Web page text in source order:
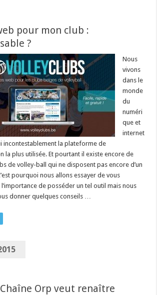
pour mon club :
?
Nous
vivons
dans le
monde
du
numéri
que et
internet
incontestablement la plateforme de
la plus utilisée. Et pourtant il existe encore de
de volley-ball qui ne disposent pas encore d’un
pourquoi nous allons essayer de vous
de posséder un tel outil mais nous
donner quelques conseils …
Chaîne Orp veut renaître